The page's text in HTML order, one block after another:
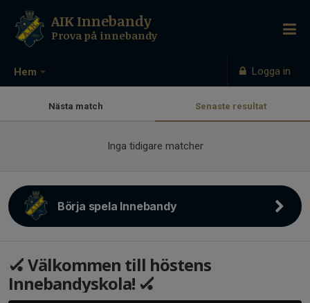
Hem Logga in
AIK Innebandy
Prova på innebandy
Nästa match Senaste resultat
Inga tidigare matcher
Börja spela Innebandy
🏑 Välkommen till höstens
Innebandyskola! 🏑